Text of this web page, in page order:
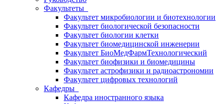
Факультеты
Факультет микробиологии и биотехнологии
Факультет биологической безопасности
Факультет биологии клетки
Факультет биомедицинской инженерии
Факультет БиоМедФармТехнологический
Факультет биофизики и биомедицины
Факультет астрофизики и радиоастрономии
Факультет цифровых технологий
Кафедры
Кафедра иностранного языка